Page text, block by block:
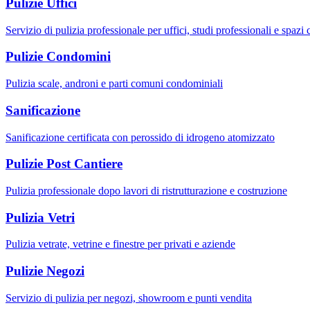
Pulizie Uffici
Servizio di pulizia professionale per uffici, studi professionali e spazi
Pulizie Condomini
Pulizia scale, androni e parti comuni condominiali
Sanificazione
Sanificazione certificata con perossido di idrogeno atomizzato
Pulizie Post Cantiere
Pulizia professionale dopo lavori di ristrutturazione e costruzione
Pulizia Vetri
Pulizia vetrate, vetrine e finestre per privati e aziende
Pulizie Negozi
Servizio di pulizia per negozi, showroom e punti vendita